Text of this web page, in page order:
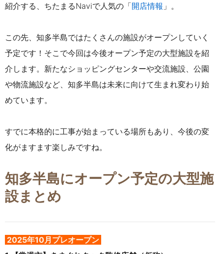
紹介する、ちたまるNaviで人気の「開店情報 」。
この先、知多半島ではたくさんの施設がオープンしていく
予定です！そこで今回は今後オープン予定の大型施設を紹
介します。新たなショッピングセンターや交流施設、公園
や物流施設など、知多半島は未来に向けて生まれ変わり始
めています。
すでに本格的に工事が始まっている場所もあり、今後の変
化がますます楽しみですね。
知多半島にオープン予定の大型施
設まとめ
2025年10月プレオープン